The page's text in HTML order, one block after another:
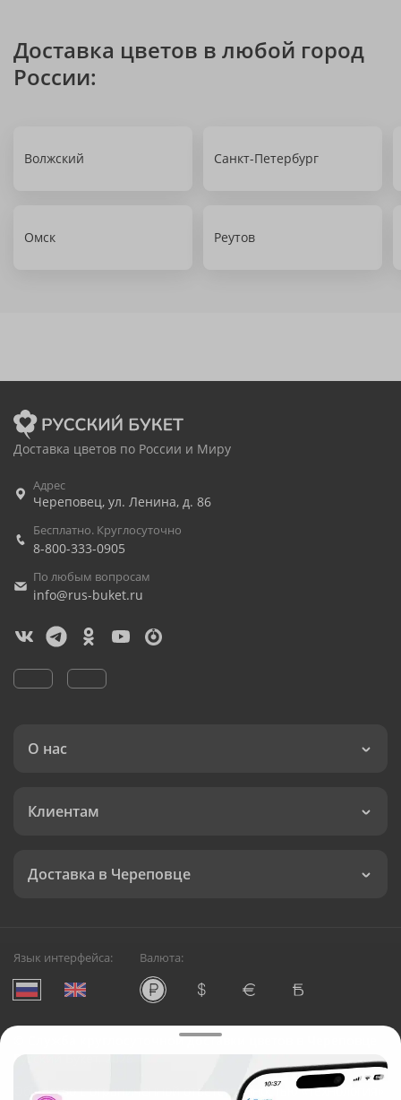
Доставка цветов в любой город
России:
Волжский Санкт-Петербург
Омск Реутов
Доставка цветов по России и Миру
Адрес
Череповец, ул. Ленина, д. 86
Бесплатно. Круглосуточно
8-800-333-0905
По любым вопросам
info@rus-buket.ru
О нас
Клиентам
Доставка в Череповце
Язык интерфейса: Валюта:
Служба круглосуточной доставки цветов в Череповце
Русский Букет, 2026
Общество с ограниченной ответственностью «Технология»